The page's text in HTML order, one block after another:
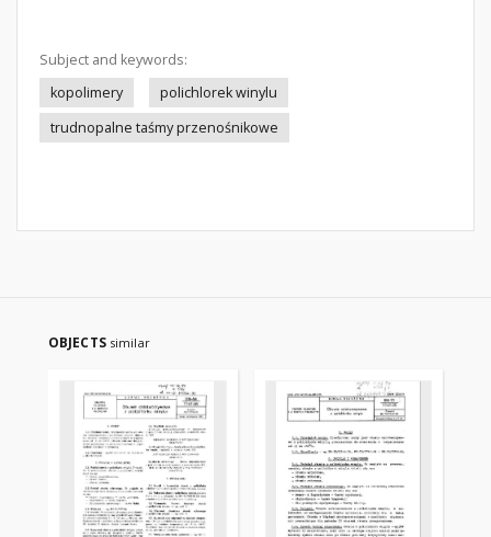
Subject and keywords:
kopolimery
polichlorek winylu
trudnopalne taśmy przenośnikowe
OBJECTS similar